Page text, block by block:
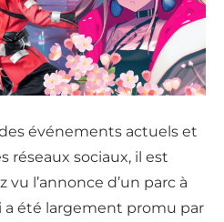
événements actuels et
réseaux sociaux, il est
l’annonce d’un parc à
a été largement promu par